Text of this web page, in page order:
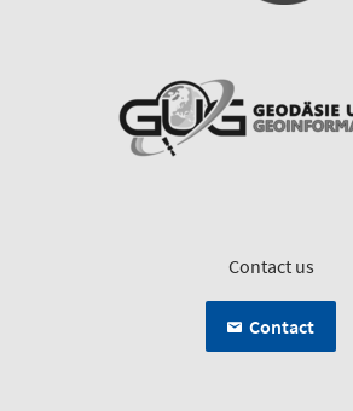
Contact us
Contact